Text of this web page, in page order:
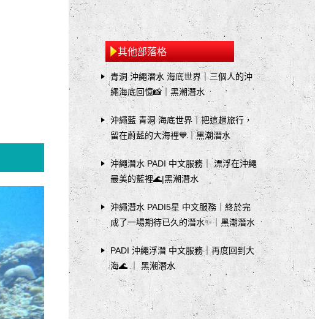
其他部落格
青洞 沖繩潛水 海底世界｜三個人的沖
繩海底回憶📸｜黑潮潛水
沖繩藍 青洞 海底世界｜把這趟旅行，
留在蔚藍的大海裡💙｜黑潮潛水
沖繩潛水 PADI 中文服務｜ 漂浮在沖繩
最美的藍裡🌊|黑潮潛水
沖繩潛水 PADI5星 中文服務｜終於完
成了一場期待已久的潛水✨｜黑潮潛水
PADI 沖繩浮潛 中文服務｜再度回到大
海🌊 ｜ 黑潮潛水